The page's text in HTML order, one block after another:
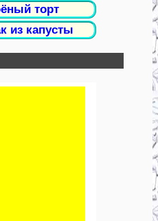
торт
из капусты